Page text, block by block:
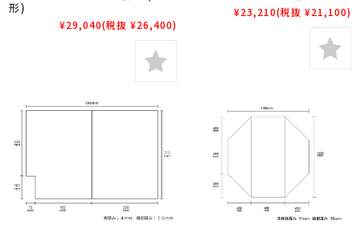
形)
¥29,040(税抜 ¥26,400)
¥23,210(税抜 ¥21,100)